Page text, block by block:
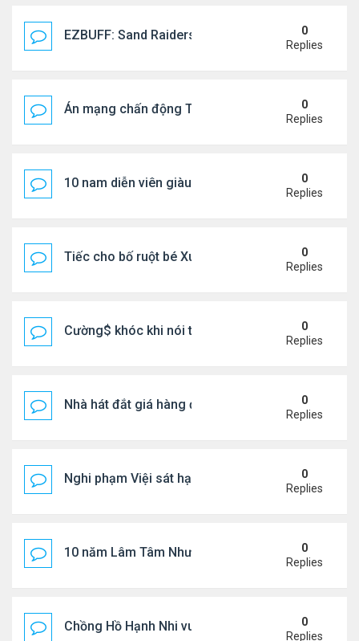
EZBUFF: Sand Raiders of Sophie Farming
0
Replies
Án mạng chấn động Thái lan: hai chị em người
0
Replies
10 nam diễn viên giàu nhất Trung Quốc 2026
0
Replies
Tiếc cho bố ruột bé Xuân Mai ở Mỹ
0
Replies
Cường$ khóc khi nói thật về hôn nhân
0
Replies
Nhà hát đắt giá hàng đầu tg ở VN
0
Replies
Nghi phạm Việi sát hại cụ bà 91 tuổi, phi tang xác
0
Replies
10 năm Lâm Tâm Như - Hoắc Kiến Hoa
0
Replies
Chồng Hồ Hạnh Nhi vui vẻ ôm người cũ của vợ
0
Replies